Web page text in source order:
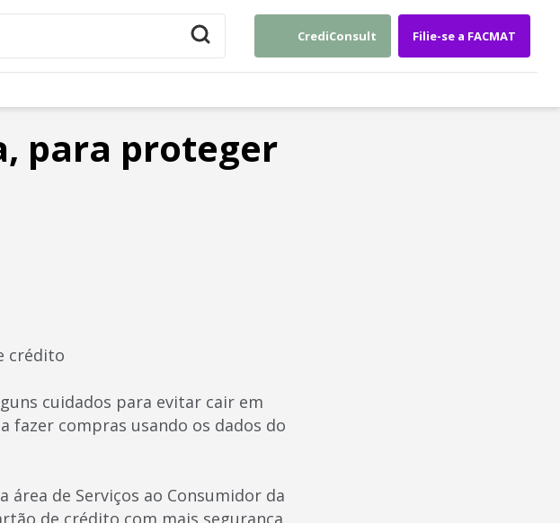
CrediConsult Filie-se a FACMAT
para proteger
crédito
cuidados para evitar cair em
fazer compras usando os dados do
área de Serviços ao Consumidor da
de crédito com mais segurança.